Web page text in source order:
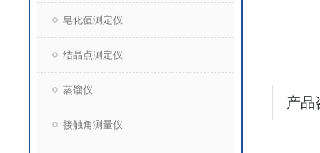
皂化值测定仪
结晶点测定仪
蒸馏仪
接触角测量仪
产品